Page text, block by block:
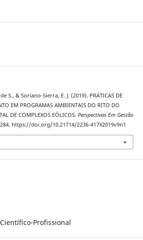
S., & Soriano-Sierra, E. J. (2019). PRÁTICAS DE
EM PROGRAMAS AMBIENTAIS DO RITO DO
DE COMPLEXOS EÓLICOS. Perspectivas Em Gestão
https://doi.org/10.21714/2236-417X2019v9n1
Profissional